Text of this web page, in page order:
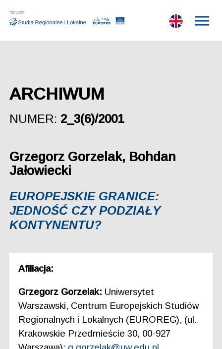
ARCHIWUM
NUMER: 2_3(6)/2001
Grzegorz Gorzelak, Bohdan
Jałowiecki
EUROPEJSKIE GRANICE:
JEDNOŚĆ CZY PODZIAŁY
KONTYNENTU?
Afiliacja:
Grzegorz Gorzelak: Uniwersytet
Warszawski, Centrum Europejskich Studiów
Regionalnych i Lokalnych (EUROREG), (ul.
Krakowskie Przedmieście 30, 00-927